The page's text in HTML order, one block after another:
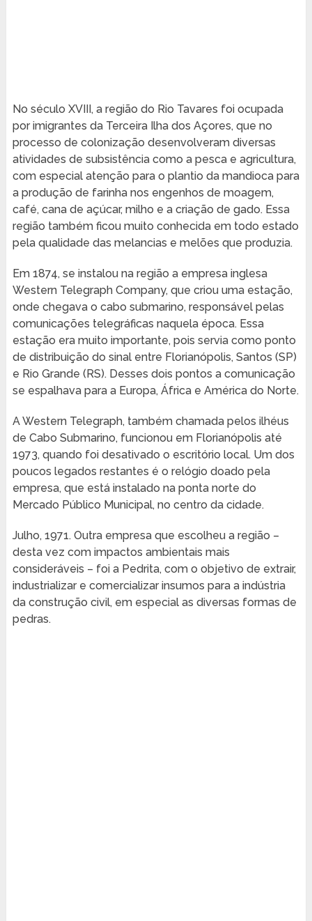
No século XVIII, a região do Rio Tavares foi ocupada
por imigrantes da Terceira Ilha dos Açores, que no
processo de colonização desenvolveram diversas
atividades de subsistência como a pesca e agricultura,
com especial atenção para o plantio da mandioca para
a produção de farinha nos engenhos de moagem,
café, cana de açúcar, milho e a criação de gado. Essa
região também ficou muito conhecida em todo estado
pela qualidade das melancias e melões que produzia.
Em 1874, se instalou na região a empresa inglesa
Western Telegraph Company, que criou uma estação,
onde chegava o cabo submarino, responsável pelas
comunicações telegráficas naquela época. Essa
estação era muito importante, pois servia como ponto
de distribuição do sinal entre Florianópolis, Santos (SP)
e Rio Grande (RS). Desses dois pontos a comunicação
se espalhava para a Europa, África e América do Norte.
A Western Telegraph, também chamada pelos ilhéus
de Cabo Submarino, funcionou em Florianópolis até
1973, quando foi desativado o escritório local. Um dos
poucos legados restantes é o relógio doado pela
empresa, que está instalado na ponta norte do
Mercado Público Municipal, no centro da cidade.
Julho, 1971. Outra empresa que escolheu a região –
desta vez com impactos ambientais mais
consideráveis – foi a Pedrita, com o objetivo de extrair,
industrializar e comercializar insumos para a indústria
da construção civil, em especial as diversas formas de
pedras.